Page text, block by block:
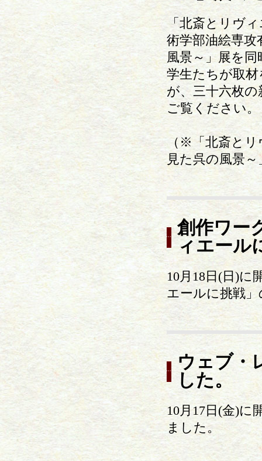
「北斎とリヴ
術学部油絵専
風景～」展を
学生たちが取
が、三十六枚
ご覧ください。
（※「北斎と
見た呉の風景
創作ワー
ィエール
10月18日(日)に
エールに挑戦
ウェブ・
した。
10月17日(金)に
ました。